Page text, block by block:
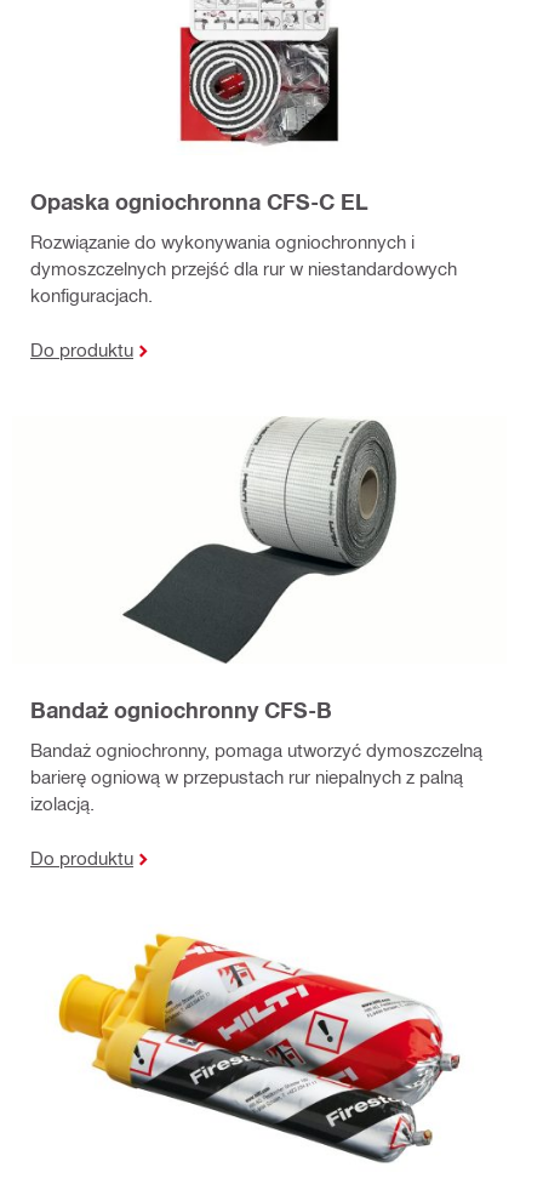
Opaska ogniochronna CFS-C EL
Rozwiązanie do wykonywania ogniochronnych i
dymoszczelnych przejść dla rur w niestandardowych
konfiguracjach.
Do produktu
Bandaż ogniochronny CFS-B
Bandaż ogniochronny, pomaga utworzyć dymoszczelną
barierę ogniową w przepustach rur niepalnych z palną
izolacją.
Do produktu